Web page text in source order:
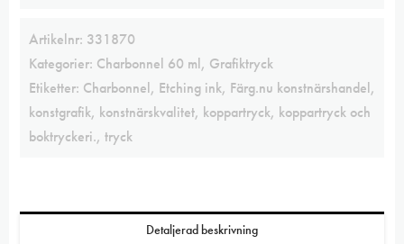
Artikelnr: 331870
Kategorier: Charbonnel 60 ml, Grafiktryck
Etiketter: Charbonnel, Etching ink, Färg.nu konstnärshandel,
konstgrafik, konstnärskvalitet, koppartryck, koppartryck och
boktryckeri., tryck
Detaljerad beskrivning